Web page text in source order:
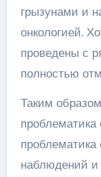
грызунами и
онкологией.
проведены с
полностью
Таким
проблематика
наблюдений